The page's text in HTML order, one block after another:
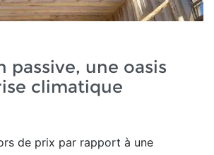
passive, une oasis
climatique
de prix par rapport à une